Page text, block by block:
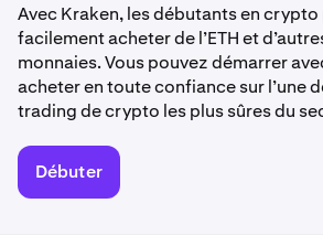
Avec Kraken, les débutants en
facilement acheter de l’ETH et
monnaies. Vous pouvez démarrer
acheter en toute confiance sur l’une
trading de crypto les plus sûres du
Débuter